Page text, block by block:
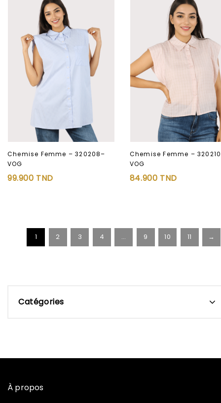
Chemise Femme – 320208–
VOG
99.900 TND
Chemise Femme –
VOG
84.900 TND
1 2 3 4 … 9 10 11 →
Catégories
À propos